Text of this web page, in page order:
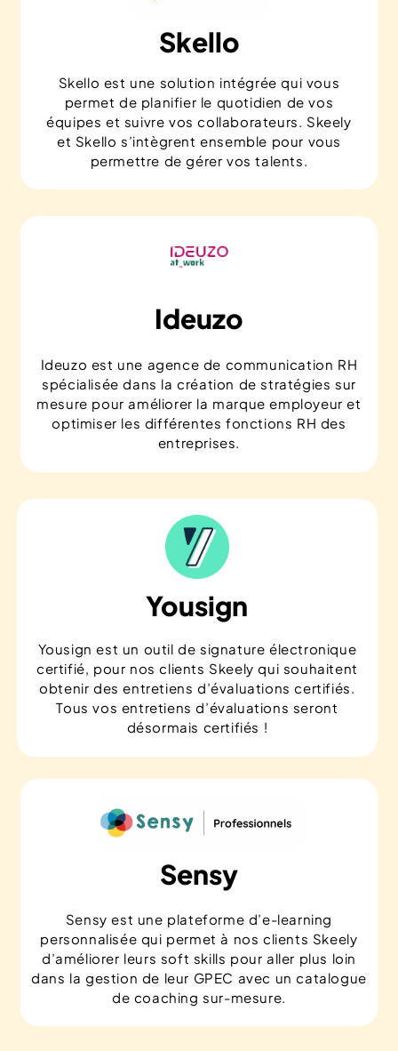
Skello
Skello est une solution intégrée qui vous
permet de planifier le quotidien de vos
équipes et suivre vos collaborateurs. Skeely
et Skello s’intègrent ensemble pour vous
permettre de gérer vos talents.
Ideuzo
Ideuzo est une agence de communication RH
spécialisée dans la création de stratégies sur
mesure pour améliorer la marque employeur et
optimiser les différentes fonctions RH des
entreprises.
Yousign
Yousign est un outil de signature électronique
certifié, pour nos clients Skeely qui souhaitent
obtenir des entretiens d’évaluations certifiés.
Tous vos entretiens d’évaluations seront
désormais certifiés !
Sensy
Sensy est une plateforme d’e-learning
personnalisée qui permet à nos clients Skeely
d’améliorer leurs soft skills pour aller plus loin
dans la gestion de leur GPEC avec un catalogue
de coaching sur-mesure.